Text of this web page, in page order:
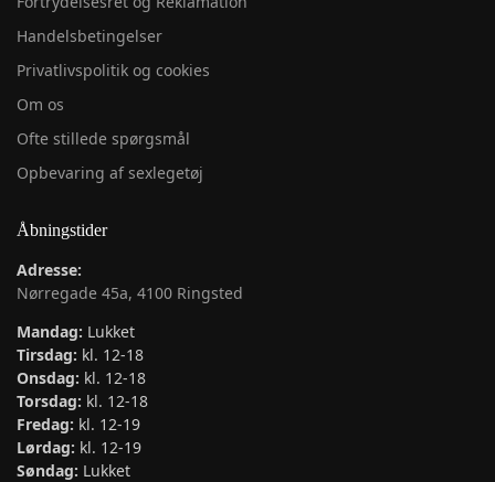
Handelsbetingelser
Privatlivspolitik og cookies
Om os
Ofte stillede spørgsmål
Opbevaring af sexlegetøj
Åbningstider
Adresse:
Nørregade 45a, 4100 Ringsted
Mandag: Lukket
Tirsdag: kl. 12-18
Onsdag: kl. 12-18
Torsdag: kl. 12-18
Fredag: kl. 12-19
Lørdag: kl. 12-19
Søndag: Lukket